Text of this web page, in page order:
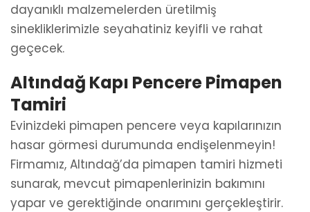
dayanıklı malzemelerden üretilmiş
sinekliklerimizle seyahatiniz keyifli ve rahat
geçecek.
Altındağ Kapı Pencere Pimapen
Tamiri
Evinizdeki pimapen pencere veya kapılarınızın
hasar görmesi durumunda endişelenmeyin!
Firmamız, Altındağ’da pimapen tamiri hizmeti
sunarak, mevcut pimapenlerinizin bakımını
yapar ve gerektiğinde onarımını gerçekleştirir.